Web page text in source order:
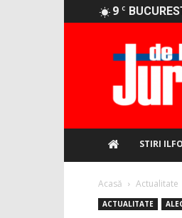
9 C
STIRI
Acasă Actualitate
ACTUALITATE